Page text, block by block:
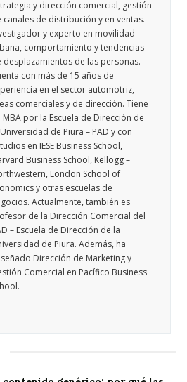
y dirección comercial, gestión
canales de distribución y en ventas.
y experto en movilidad
comportamiento y tendencias
desplazamientos de las personas.
con más de 15 años de
en el sector automotriz,
comerciales y de dirección. Tiene
MBA por la Escuela de Dirección de
de Piura – PAD y con
en IESE Business School,
Business School, Kellogg –
London School of
y otras escuelas de
Actualmente, también es
de la Dirección Comercial del
– Escuela de Dirección de la
de Piura. Además, ha
Dirección de Marketing y
Comercial en Pacífico Business